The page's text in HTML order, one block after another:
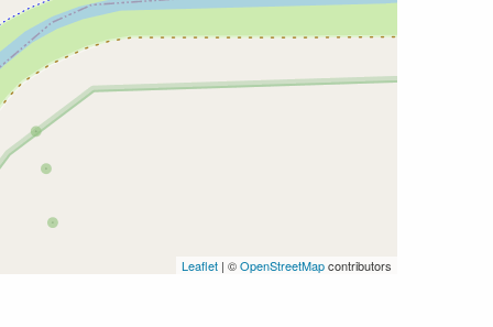
Leaflet | ©OpenStreetMapcontributors